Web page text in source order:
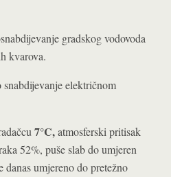
gradskog vodovoda
kvarova.
snabdijevanje električnom
7°C,atmosferski pritisak
52%, puše slab do umjeren
umjereno do pretežno